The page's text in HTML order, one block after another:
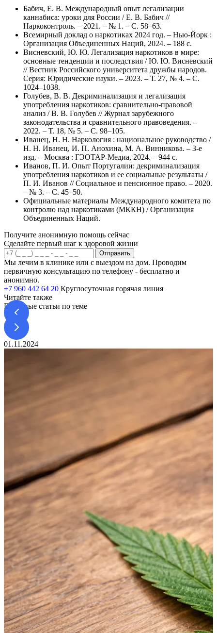
Бабич, Е. В. Международный опыт легализации
каннабиса: уроки для России / Е. В. Бабич //
Наркоконтроль. – 2021. – № 1. – С. 58–63.
Всемирный доклад о наркотиках 2024 год. – Нью-Йорк :
Организация Объединенных Наций, 2024. – 188 с.
Висневский, Ю. Ю. Легализация наркотиков в мире:
основные тенденции и последствия / Ю. Ю. Висневский
// Вестник Российского университета дружбы народов.
Серия: Юридические науки. – 2023. – Т. 27, № 4. – С.
1024–1038.
Голубев, В. В. Декриминализация и легализация
употребления наркотиков: сравнительно-правовой
анализ / В. В. Голубев // Журнал зарубежного
законодательства и сравнительного правоведения. –
2022. – Т. 18, № 5. – С. 98–105.
Иванец, Н. Н. Наркология : национальное руководство /
Н. Н. Иванец, И. П. Анохина, М. А. Винникова. – 3-е
изд. – Москва : ГЭОТАР-Медиа, 2024. – 944 с.
Иванов, П. И. Опыт Португалии: декриминализация
употребления наркотиков и ее социальные результаты /
П. И. Иванов // Социальное и пенсионное право. – 2020.
– № 3. – С. 45–50.
Официальные материалы Международного комитета по
контролю над наркотиками (МККН) / Организация
Объединенных Наций.
Получите анонимную помощь сейчас
Сделайте первый шаг к здоровой жизни
Отправить
Мы лечим в клинике или с выездом на дом. Проводим
первичную консультацию по телефону - бесплатно и
анонимно.
+7 960 442 64 20 Круглосуточная горячая линия
Читайте также
Полезные статьи по теме
01.11.2024